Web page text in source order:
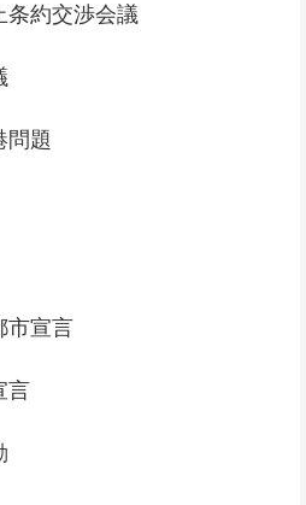
条約交渉会議
問題
市宣言
言